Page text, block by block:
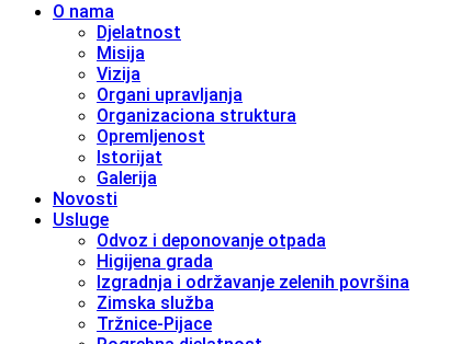
O nama
Djelatnost
Misija
Vizija
Organi upravljanja
Organizaciona struktura
Opremljenost
Istorijat
Galerija
Novosti
Usluge
Odvoz i deponovanje otpada
Higijena grada
Izgradnja i održavanje zelenih površina
Zimska služba
Tržnice-Pijace